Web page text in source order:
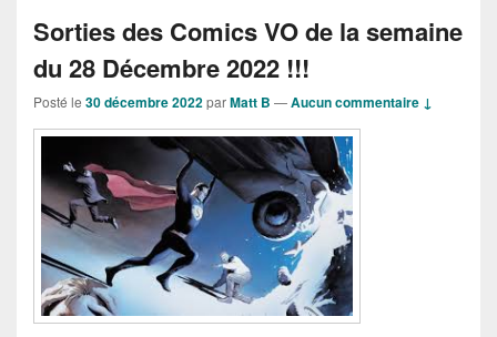
Sorties des Comics VO de la semaine
du 28 Décembre 2022 !!!
Posté le 30 décembre 2022parMatt B —Aucun commentaire ↓